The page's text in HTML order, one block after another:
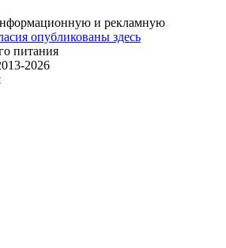
и рекламную
опубликованы здесь
питания
2026